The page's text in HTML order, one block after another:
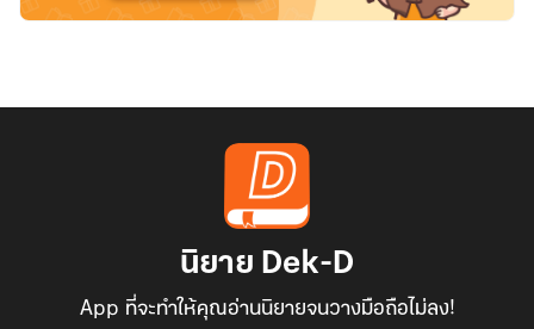
นิยาย Dek-D
App ที่จะทำให้คุณอ่านนิยายจนวางมือถือไม่ลง!